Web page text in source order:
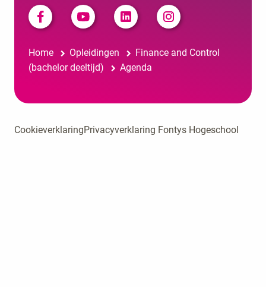
Home Opleidingen
Finance and Control
(bachelor deeltijd)
Agenda
CookieverklaringPrivacyverklaring Fontys Hogeschool